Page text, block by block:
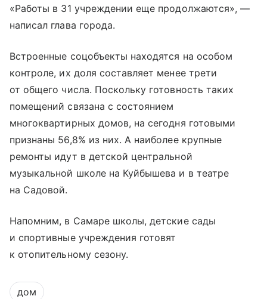
«Работы в 31 учреждении еще продолжаются», —
написал глава города.
Встроенные соцобъекты находятся на особом
контроле, их доля составляет менее трети
от общего числа. Поскольку готовность таких
помещений связана с состоянием
многоквартирных домов, на сегодня готовыми
признаны 56,8% из них. А наиболее крупные
ремонты идут в детской центральной
музыкальной школе на Куйбышева и в театре
на Садовой.
Напомним, в Самаре школы, детские сады
и спортивные учреждения готовят
к отопительному сезону.
дом